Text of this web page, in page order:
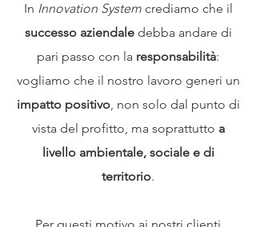
In Innovation Systemcrediamo che il
successo aziendaledebba andare di
pari passo con la responsabilità:
vogliamo che il nostro lavoro generi un
impatto positivo, non solo dal punto di
vista del profitto, ma soprattutto a
livello ambientale, sociale e di
territorio.